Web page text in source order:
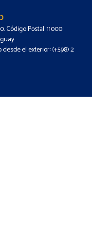
Código Postal: 11000
el exterior: (+598) 2